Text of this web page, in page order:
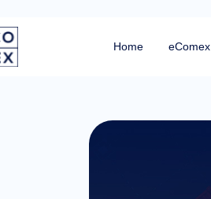
Home eComex